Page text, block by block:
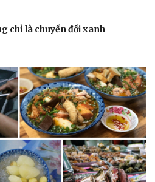
Podcast
chỉ là chuyển đổi xanh